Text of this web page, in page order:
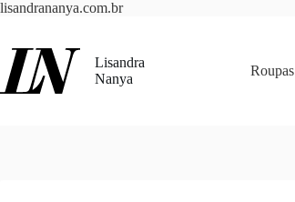
lisandrananya.com.brPular
conteúdo
Lisandra
Nanya
Roupas